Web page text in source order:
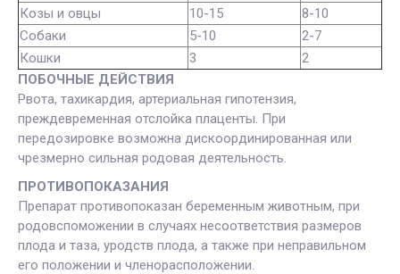
Козы и овцы
10-15
8-10
Собаки
5-10
2-7
Кошки
3
2
ПОБОЧНЫЕ ДЕЙСТВИЯ
Рвота, тахикардия, артериальная гипотензия,
преждевременная отслойка плаценты. При
передозировке возможна дискоординированная или
чрезмерно сильная родовая деятельность.
ПРОТИВОПОКАЗАНИЯ
Препарат противопоказан беременным животным, при
родовспоможении в случаях несоответствия размеров
плода и таза, уродств плода, а также при неправильном
его положении и членорасположении.